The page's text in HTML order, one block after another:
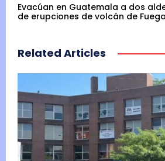
Evacúan en Guatemala a dos
de erupciones de volcán de Fuego
Related Articles